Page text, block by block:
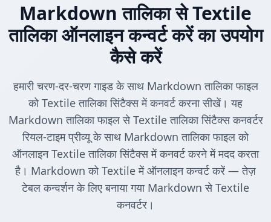
Markdown तालिका से Textile
तालिका ऑनलाइन कन्वर्ट करें का उपयोग
कैसे करें
हमारी चरण-दर-चरण गाइड के साथ Markdown तालिका फाइल
को Textile तालिका सिंटैक्स में कनवर्ट करना सीखें। यह
Markdown तालिका फाइल से Textile तालिका सिंटैक्स कनवर्टर
रियल-टाइम प्रीव्यू के साथ Markdown तालिका फाइल को
ऑनलाइन Textile तालिका सिंटैक्स में कनवर्ट करने में मदद करता
है। Markdown को Textile में ऑनलाइन कन्वर्ट करें — तेज़
टेबल कन्वर्शन के लिए बनाया गया Markdown से Textile
कनवर्टर।